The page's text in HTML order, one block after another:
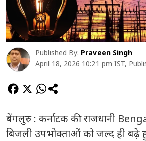
Published By: Praveen Singh
April 18, 2026 10:21 pm IST,
बेंगलुरु : कर्नाटक की राजधानी
बिजली उपभोक्ताओं को जल्द ही बढ़े